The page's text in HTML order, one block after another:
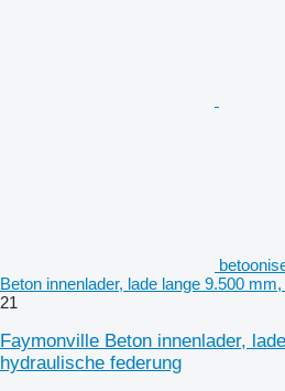
Beton innenlader, lade lange 9.500
21
Faymonville Beton innenlader,
hydraulische federung